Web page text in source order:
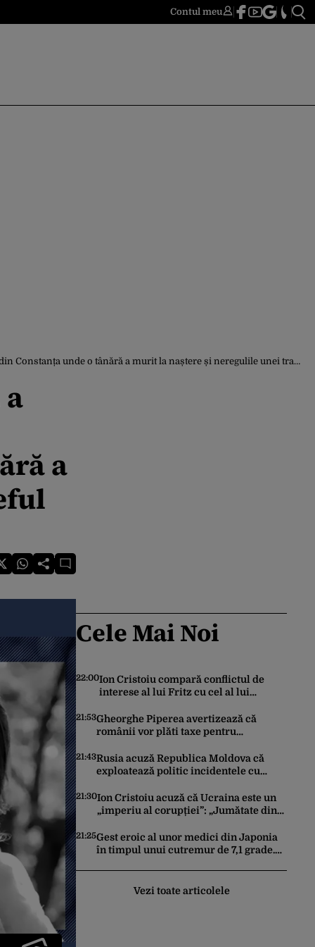
Contul meu
a murit la naștere și neregulile unei tragedii. Șeful DSP Constanța a fost demis
a
Cele Mai Noi
22:00Ion Cristoiu compară conflictul de
interese al lui Fritz cu cel al lui
două instanțe l-au declarat
incompatibil”
21:53Gheorghe Piperea avertizează că
românii vor plăti taxe pentru
certificate de CO2
21:43Rusia acuză Republica Moldova că
exploatează politic incidentele cu
criticate de Moscova
21:30Ion Cristoiu acuză că Ucraina este un
„imperiu al corupției”: „Jumătate din
21:25Gest eroic al unor medici din Japonia
în timpul unui cutremur de 7,1 grade.
Vezi toate articolele